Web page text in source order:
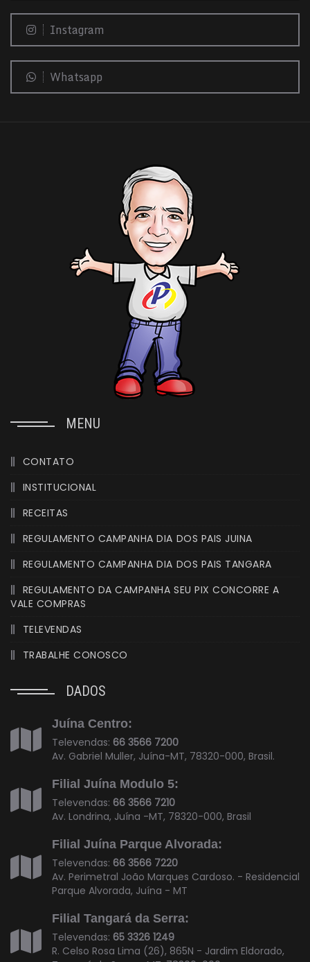
Instagram
Whatsapp
MENU
CONTATO
INSTITUCIONAL
RECEITAS
REGULAMENTO CAMPANHA DIA DOS PAIS JUINA
REGULAMENTO CAMPANHA DIA DOS PAIS TANGARA
REGULAMENTO DA CAMPANHA SEU PIX CONCORRE A
VALE COMPRAS
TELEVENDAS
TRABALHE CONOSCO
DADOS
Juína Centro:
Televendas: 66 3566 7200
Av. Gabriel Muller, Juína-MT, 78320-000, Brasil.
Filial Juína Modulo 5:
Televendas: 66 3566 7210
Av. Londrina, Juína -MT, 78320-000, Brasil
Filial Juína Parque Alvorada:
Televendas: 66 3566 7220
Av. Perimetral João Marques Cardoso. - Residencial
Parque Alvorada, Juína - MT
Filial Tangará da Serra:
Televendas: 65 3326 1249
R. Celso Rosa Lima (26), 865N - Jardim Eldorado,